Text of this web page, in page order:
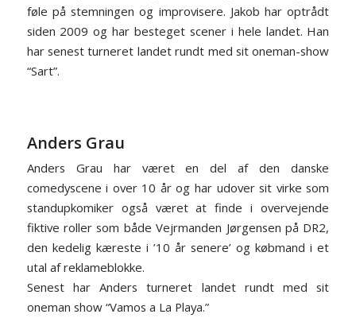
føle på stemningen og improvisere. Jakob har optrådt
siden 2009 og har besteget scener i hele landet. Han
har senest turneret landet rundt med sit oneman-show
“Sart”.
Anders Grau
Anders Grau har været en del af den danske
comedyscene i over 10 år og har udover sit virke som
standupkomiker også været at finde i overvejende
fiktive roller som både Vejrmanden Jørgensen på DR2,
den kedelig kæreste i ’10 år senere’ og købmand i et
utal af reklameblokke.
Senest har Anders turneret landet rundt med sit
oneman show “Vamos a La Playa.”